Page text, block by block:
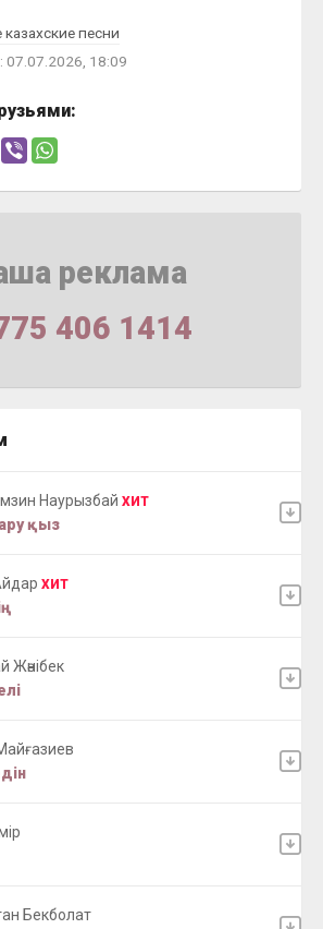
песни
07.07.2026, 18:09
реклама
406 1414
Наурызбай ХИТ
ару қыз
ХИТ
Жәнібек
Бекболат